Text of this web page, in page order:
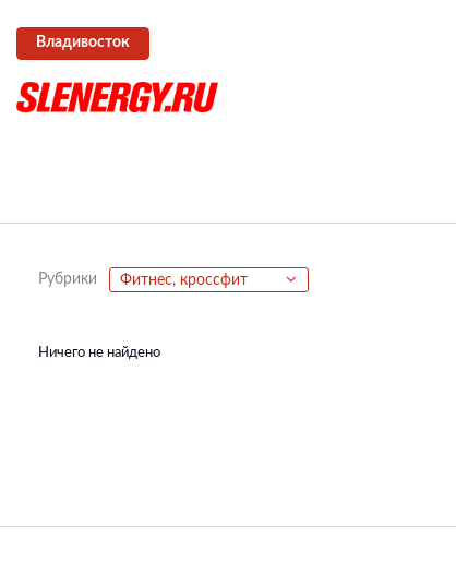
Владивосток
Рубрики Фитнес, кроссфит
Ничего не найдено